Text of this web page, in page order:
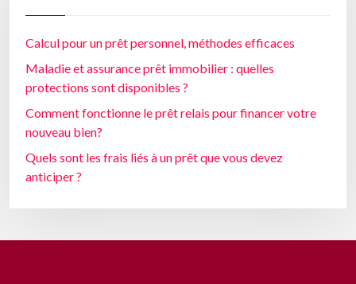
Calcul pour un prêt personnel, méthodes efficaces
Maladie et assurance prêt immobilier : quelles
protections sont disponibles ?
Comment fonctionne le prêt relais pour financer votre
nouveau bien?
Quels sont les frais liés à un prêt que vous devez
anticiper ?